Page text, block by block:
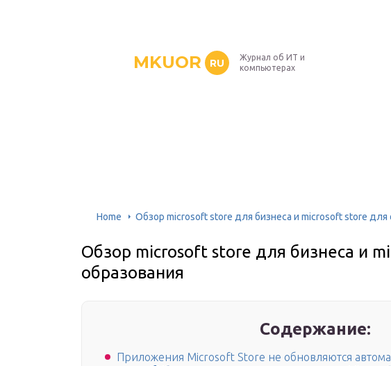
MKUOR RU
Журнал об ИТ и
компьютерах
Home Обзор microsoft store для бизнеса и microsoft store для
Обзор microsoft store для бизнеса и
образования
Содержание:
Приложения Microsoft Store не обновляются